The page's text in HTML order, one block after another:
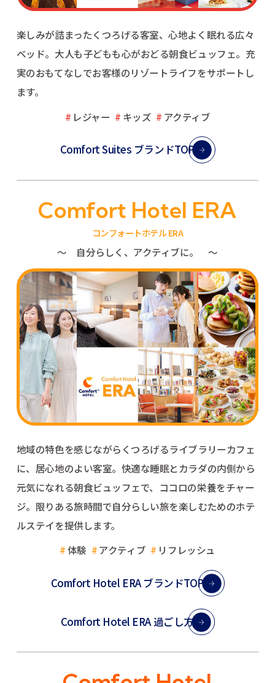
楽しみが詰まったくつろげる客室、心地よく眠れる広々
ベッド。 大人も子どもも心がおどる朝食ビュッフェ。 充
実のおもてなしでお客様のリゾートライフをサポートし
ます。
レジャー
キッズ アクティブ
Comfort Suites ブランドTOP
Comfort Hotel ERA
コンフォートホテル ERA
〜 自分らしく、アクティブに。 〜
地域の特色を感じながらくつろげるライブラリーカフェ
に、居心地のよい客室。 快適な睡眠とカラダの内側から
元気になれる朝食ビュッフェで、ココロの栄養をチャー
ジ。 限りある旅時間で自分らしい旅を楽しむためのホテ
ルステイを提供します。
体験
アクティブ リフレッシュ
Comfort Hotel ERA ブランドTOP
Comfort Hotel ERA 過ごし方